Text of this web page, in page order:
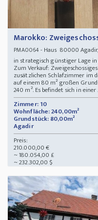
Marokko:
PMA0064- Haus 80000
in strategisch günstiger Lage
Zum Verkauf:
zusätzlichen Schlafzimmer im
auf einem 80 m² großen
240 m². Es befindet sich in einer
Zimmer: 10
Wohnfläche: 240,00m²
Grundstück: 80,00m²
Agadir
Preis:
210.000,00 €
~ 180.054,00 £
~ 232.302,00 $